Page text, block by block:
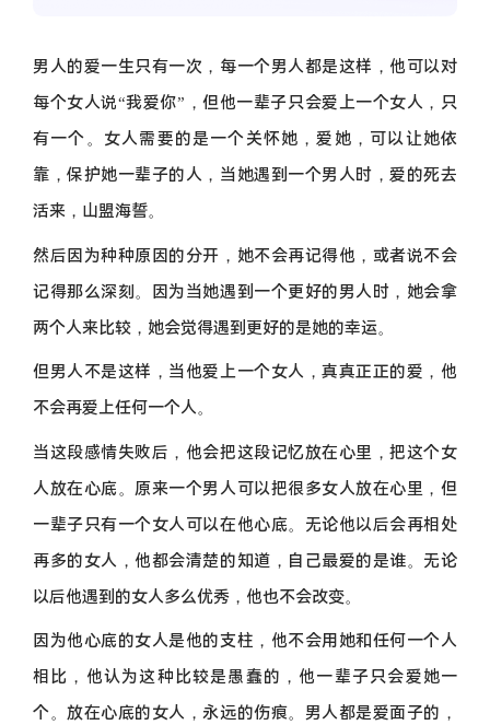
男人的爱一生只有一次，每一个男人都是这样，他可以对
每个女人说“我爱你”，但他一辈子只会爱上一个女人，只
有一个。女人需要的是一个关怀她，爱她，可以让她依
靠，保护她一辈子的人，当她遇到一个男人时，爱的死去
活来，山盟海誓。
然后因为种种原因的分开，她不会再记得他，或者说不会
记得那么深刻。因为当她遇到一个更好的男人时，她会拿
两个人来比较，她会觉得遇到更好的是她的幸运。
但男人不是这样，当他爱上一个女人，真真正正的爱，他
不会再爱上任何一个人。
当这段感情失败后，他会把这段记忆放在心里，把这个女
人放在心底。原来一个男人可以把很多女人放在心里，但
一辈子只有一个女人可以在他心底。无论他以后会再相处
再多的女人，他都会清楚的知道，自己最爱的是谁。无论
以后他遇到的女人多么优秀，他也不会改变。
因为他心底的女人是他的支柱，他不会用她和任何一个人
相比，他认为这种比较是愚蠢的，他一辈子只会爱她一
个。放在心底的女人，永远的伤痕。男人都是爱面子的，